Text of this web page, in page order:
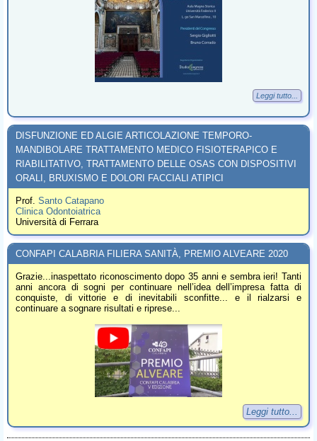
Leggi tutto...
DISFUNZIONE ED ALGIE ARTICOLAZIONE TEMPORO-
MANDIBOLARE TRATTAMENTO MEDICO FISIOTERAPICO E
RIABILITATIVO, TRATTAMENTO DELLE OSAS CON DISPOSITIVI
ORALI, BRUXISMO E DOLORI FACCIALI ATIPICI
Prof. Santo Catapano
Clinica Odontoiatrica
Università di Ferrara
CONFAPI CALABRIA FILIERA SANITÀ, PREMIO ALVEARE 2020
Grazie...inaspettato riconoscimento dopo 35 anni e sembra ieri! Tanti
anni ancora di sogni per continuare nell’idea dell’impresa fatta di
conquiste, di vittorie e di inevitabili sconfitte... e il rialzarsi e
continuare a sognare risultati e riprese...
Leggi tutto...